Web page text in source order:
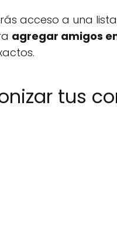
acceso a una
agregar amigos
tus